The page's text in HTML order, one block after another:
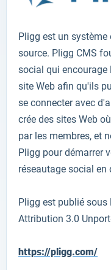
Pligg est un système
source. Pligg CMS
social qui encourage
site Web afin qu'ils
se connecter avec
crée des sites Web
par les membres, et
Pligg pour démarrer
réseautage social en
Pligg est publié sous
Attribution 3.0
https://pligg.com/